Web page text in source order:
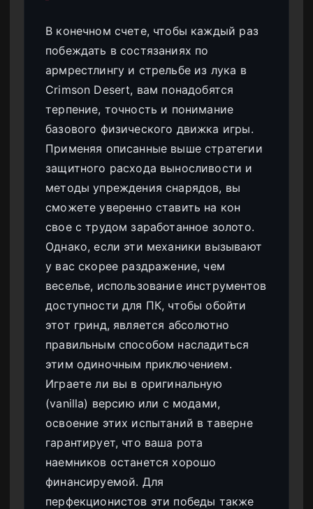
В конечном счете, чтобы каждый раз
побеждать в состязаниях по
армрестлингу и стрельбе из лука в
Crimson Desert, вам понадобятся
терпение, точность и понимание
базового физического движка игры.
Применяя описанные выше стратегии
защитного расхода выносливости и
методы упреждения снарядов, вы
сможете уверенно ставить на кон
свое с трудом заработанное золото.
Однако, если эти механики вызывают
у вас скорее раздражение, чем
веселье, использование инструментов
доступности для ПК, чтобы обойти
этот гринд, является абсолютно
правильным способом насладиться
этим одиночным приключением.
Играете ли вы в оригинальную
(vanilla) версию или с модами,
освоение этих испытаний в таверне
гарантирует, что ваша рота
наемников останется хорошо
финансируемой. Для
перфекционистов эти победы также